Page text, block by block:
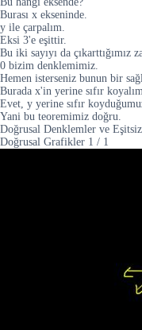
Burası x ekseninde.
y ile çarpalım.
Eksi 3'e eşittir.
Bu iki sayıyı da
0 bizim denklemimiz.
Hemen isterseniz bunun bir
Burada x'in yerine sıfır
Evet, y yerine sıfır
Yani bu teoremimiz doğru.
Doğrusal Denklemler ve
Doğrusal Grafikler 1 / 1